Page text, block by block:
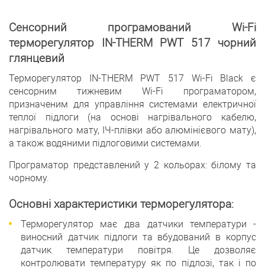
Сенсорний програмований Wi-Fi
терморегулятор IN-THERM PWT 517 чорний
глянцевий
Терморегулятор IN-THERM PWT 517 Wi-Fi Black є
сенсорним тижневим Wi-Fi програматором,
призначеним для управління системами електричної
теплої підлоги (на основі нагрівального кабелю,
нагрівального мату, ІЧ-плівки або алюмінієвого мату),
а також водяними підлоговими системами.
Програматор представлений у 2 кольорах: білому та
чорному.
Основні характеристики терморегулятора:
Терморегулятор має два датчики температури -
виносний датчик підлоги та вбудований в корпус
датчик температури повітря. Це дозволяє
контролювати температуру як по підлозі, так і по